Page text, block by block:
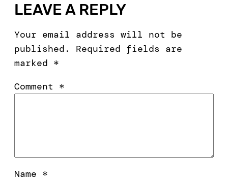
LEAVE A REPLY
Your email address will not be
published.
Required fields are
marked *
Comment *
Name *